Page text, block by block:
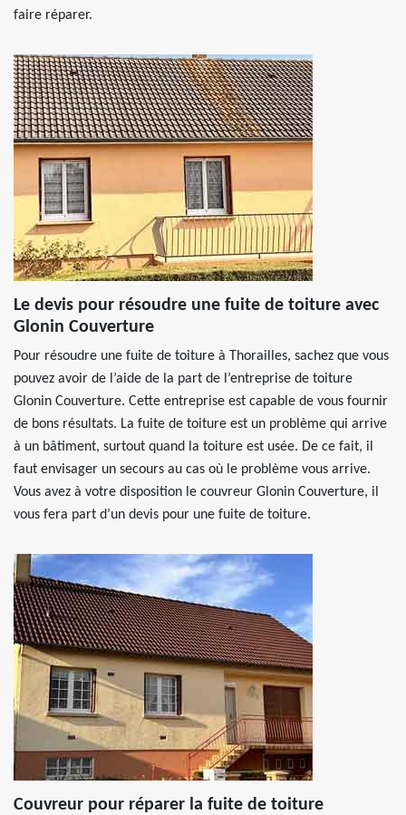
faire réparer.
Le devis pour résoudre une fuite de toiture avec
Glonin Couverture
Pour résoudre une fuite de toiture à Thorailles, sachez que vous
pouvez avoir de l’aide de la part de l’entreprise de toiture
Glonin Couverture. Cette entreprise est capable de vous fournir
de bons résultats. La fuite de toiture est un problème qui arrive
à un bâtiment, surtout quand la toiture est usée. De ce fait, il
faut envisager un secours au cas où le problème vous arrive.
Vous avez à votre disposition le couvreur Glonin Couverture, il
vous fera part d’un devis pour une fuite de toiture.
Couvreur pour réparer la fuite de toiture